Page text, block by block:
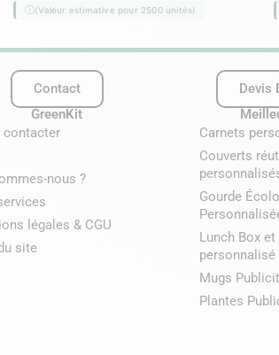
(Valeur estimative pour 2500 unités)
Contact
GreenKit
contacter
nous ?
légales & CGU
site
Devis
Carnets
Couverts
Gourde
Lunch Box et
personnalisé
Mugs
Plantes